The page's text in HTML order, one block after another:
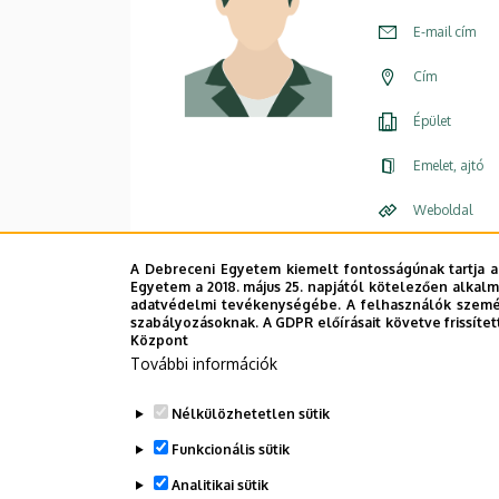
E-mail cím
Cím
Épület
Emelet, ajtó
Weboldal
A Debreceni Egyetem kiemelt fontosságúnak
Egyetem a 2018. május 25. napjától kötelezően
adatvédelmi tevékenységébe. A felhasználók
szabályozásoknak. A GDPR előírásait követve
Központ
További információk
Nélkülözhetetlen sütik
Funkcionális sütik
Analitikai sütik